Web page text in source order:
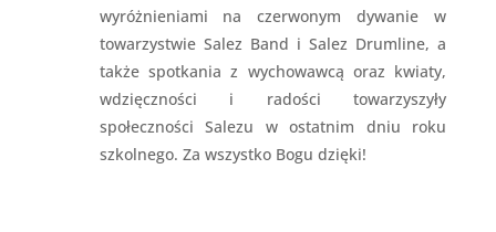
wyróżnieniami na czerwonym dywanie w
towarzystwie Salez Band i Salez Drumline, a
także spotkania z wychowawcą oraz kwiaty,
wdzięczności i radości towarzyszyły
społeczności Salezu w ostatnim dniu roku
szkolnego. Za wszystko Bogu dzięki!